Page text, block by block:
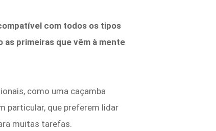
com todos os tipos
primeiras que vêm à mente
como uma caçamba
particular, que preferem lidar
muitas tarefas.